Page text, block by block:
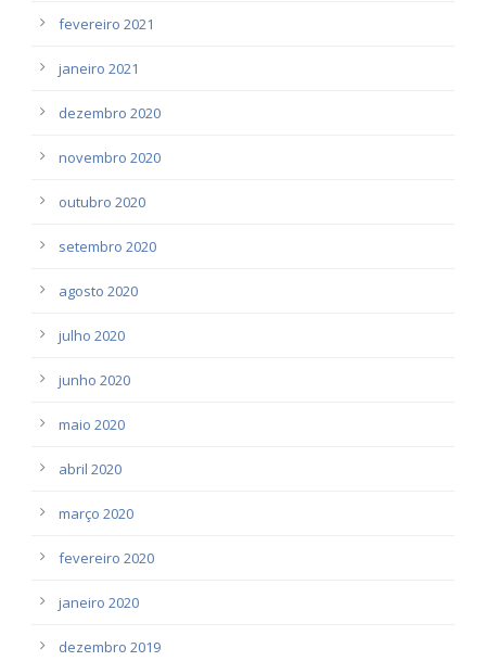
fevereiro 2021
janeiro 2021
dezembro 2020
novembro 2020
outubro 2020
setembro 2020
agosto 2020
julho 2020
junho 2020
maio 2020
abril 2020
março 2020
fevereiro 2020
janeiro 2020
dezembro 2019